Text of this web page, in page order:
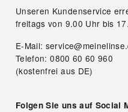
Unseren Kundenservice
freitags von 9.00 Uhr bis
E-Mail:
Telefon: 0800 60 60 960
(kostenfrei aus DE)
Folgen Sie uns auf Social